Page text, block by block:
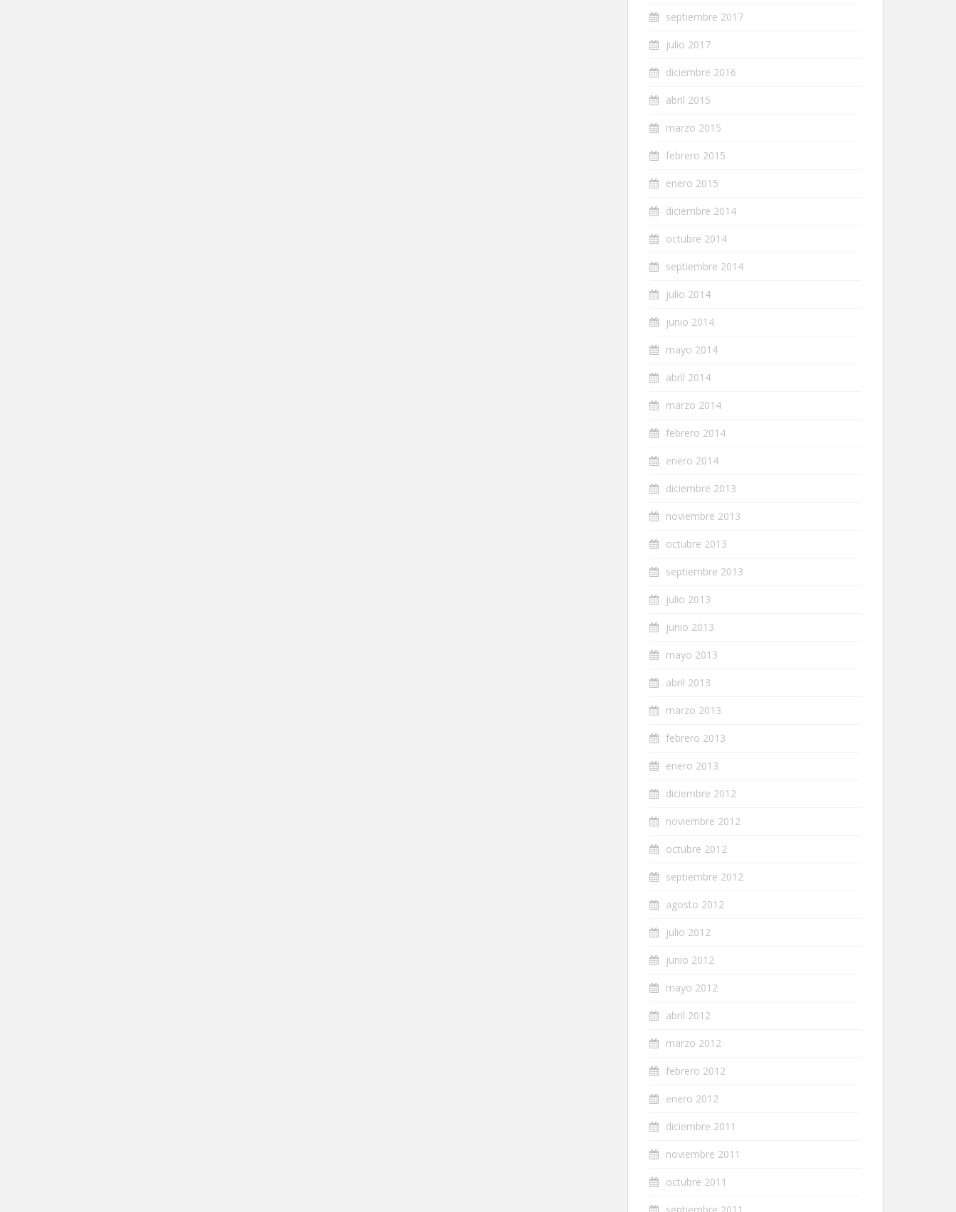
septiembre 2017
julio 2017
diciembre 2016
abril 2015
marzo 2015
febrero 2015
enero 2015
diciembre 2014
octubre 2014
septiembre 2014
julio 2014
junio 2014
mayo 2014
abril 2014
marzo 2014
febrero 2014
enero 2014
diciembre 2013
noviembre 2013
octubre 2013
septiembre 2013
julio 2013
junio 2013
mayo 2013
abril 2013
marzo 2013
febrero 2013
enero 2013
diciembre 2012
noviembre 2012
octubre 2012
septiembre 2012
agosto 2012
julio 2012
junio 2012
mayo 2012
abril 2012
marzo 2012
febrero 2012
enero 2012
diciembre 2011
noviembre 2011
octubre 2011